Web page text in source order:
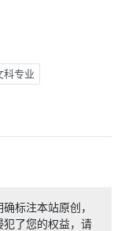
科专业
标注本站原创，
犯了您的权益，请